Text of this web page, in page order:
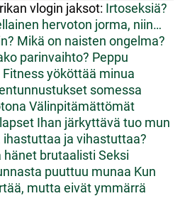
vlogin jaksot: Irtoseksiä?
hervoton jorma, niin…
Mikä on naisten ongelma?
parinvaihto? Peppu
Fitness yököttää minua
somessa
Välinpitämättömät
Ihan järkyttävä tuo mun
ihastuttaa ja vihastuttaa?
hänet brutaalisti Seksi
puuttuu munaa Kun
mutta eivät ymmärrä